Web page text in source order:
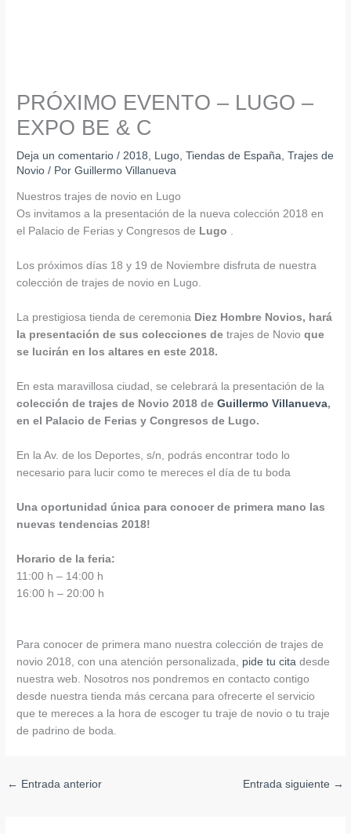
PRÓXIMO EVENTO – LUGO –
EXPO BE & C
Deja un comentario / 2018 Lugo ,Tiendas de España ,Trajes de
Novio / PorGuillermo Villanueva
Nuestros trajes de novio en Lugo
Os invitamos a la presentación de la nueva colección 2018 en
el Palacio de Ferias y Congresos de Lugo .
Los próximos días 18 y 19 de Noviembre disfruta de nuestra
colección de trajes de novio en Lugo.
La prestigiosa tienda de ceremonia Diez Hombre Novios, hará
la presentación de sus colecciones detrajes de Novio que
se lucirán en los altares en este 2018.
En esta maravillosa ciudad, se celebrará la presentación de la
colección de trajes de Novio 2018 deGuillermo Villanueva,
en el Palacio de Ferias y Congresos de Lugo.
En la Av. de los Deportes, s/n, podrás encontrar todo lo
necesario para lucir como te mereces el día de tu boda
Una oportunidad única para conocer de primera mano las
nuevas tendencias 2018!
Horario de la feria:
11:00 h – 14:00 h
16:00 h – 20:00 h
Para conocer de primera mano nuestra colección de trajes de
novio 2018, con una atención personalizada, pide tu cita desde
nuestra web. Nosotros nos pondremos en contacto contigo
desde nuestra tienda más cercana para ofrecerte el servicio
que te mereces a la hora de escoger tu traje de novio o tu traje
de padrino de boda.
← Entrada anterior Entrada siguiente →